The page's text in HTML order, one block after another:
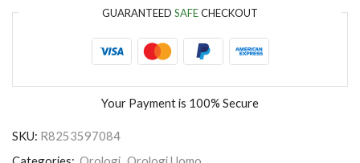
GUARANTEED SAFECHECKOUT
Your Payment is 100% Secure
SKU: R8253597084